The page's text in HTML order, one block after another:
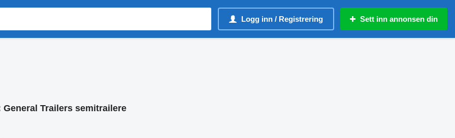
Logg inn / Registrering Sett inn annonsen din
General Trailers semitrailere